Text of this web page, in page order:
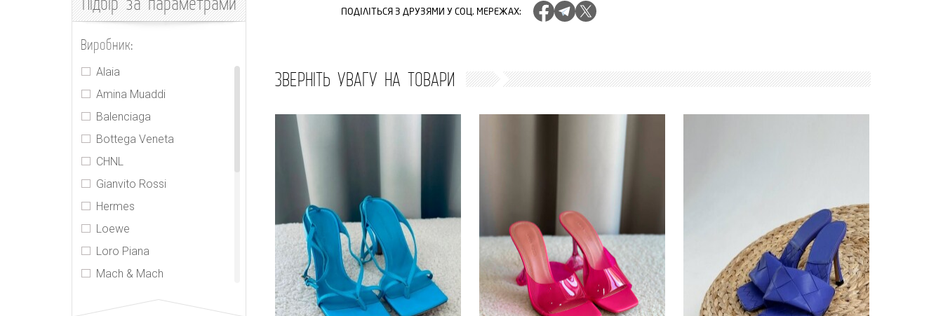
Виробник:
Alaia
Amina Muaddi
Balenciaga
Bottega Veneta
CHNL
Gianvito Rossi
Hermes
Loewe
Loro Piana
Mach & Mach
Manolo Blahnik
ПОДІЛІТЬСЯ З ДРУЗЯМИ У СОЦ. МЕРЕЖАХ:
ЗВЕРНІТЬ УВАГУ НА ТОВАРИ